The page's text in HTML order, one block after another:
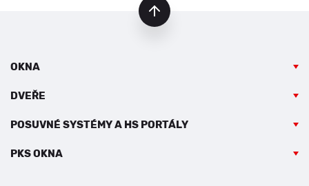
OKNA
DVEŘE
POSUVNÉ SYSTÉMY A HS PORTÁLY
PKS OKNA